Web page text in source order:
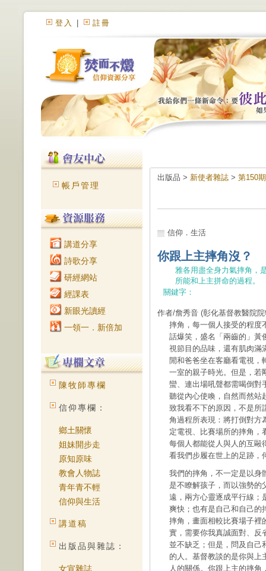
登入 註冊
帳戶管理
講道分享
詩歌分享
研經網站
經課表
新眼光讀經
一領一．新倍加
陳牧師專欄
信仰專欄：
鄉土關懷
姐妹開步走
原知原味
教會人物誌
青年青不輕
信仰與生活
講道稿
出版品與雜誌：
女宣雜誌
出版品 > 新使者雜誌 > 第150
信仰．生活
你跟上主摔角沒？
雅各用盡全身力氣摔角，
所能和上主拼命的過程。
關鍵字：
作者/詹秀音 (彰化基督教醫院
摔角，每一個人接受的程度
話爆笑，盛名「兩齒的」黃
視節目的品味，還有肌肉滿
閒和爸爸坐在客廳看電視，
一室的親子時光。但是，若
蠻、連出場吼聲都需喝倒對
聽從內心使喚，自然而然站
致我看不下的原因，不是所
角過程所表現：將打倒對方
定電視、比賽場所的摔角，
每個人都能從人與人的互毆
看我們步履在世上的足跡，
我們的摔角，不一定是以身
是不瞭解孩子，而以強勢的
遠，兩方心靈逐成平行線；
爽快；也有是自己和自己的
摔角，畫面相較比賽場子裡
實，需要你我真誠面對、反
並不缺乏；但是，問及自己
的人。基督教談的是你與上
人的關係。你跟上主的摔角